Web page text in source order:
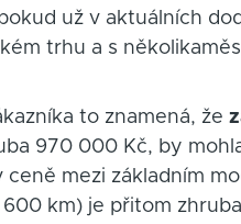
už v aktuálních
trhu a s
to znamená, že
970 000 Kč, by
ceně mezi základním
km) je přitom